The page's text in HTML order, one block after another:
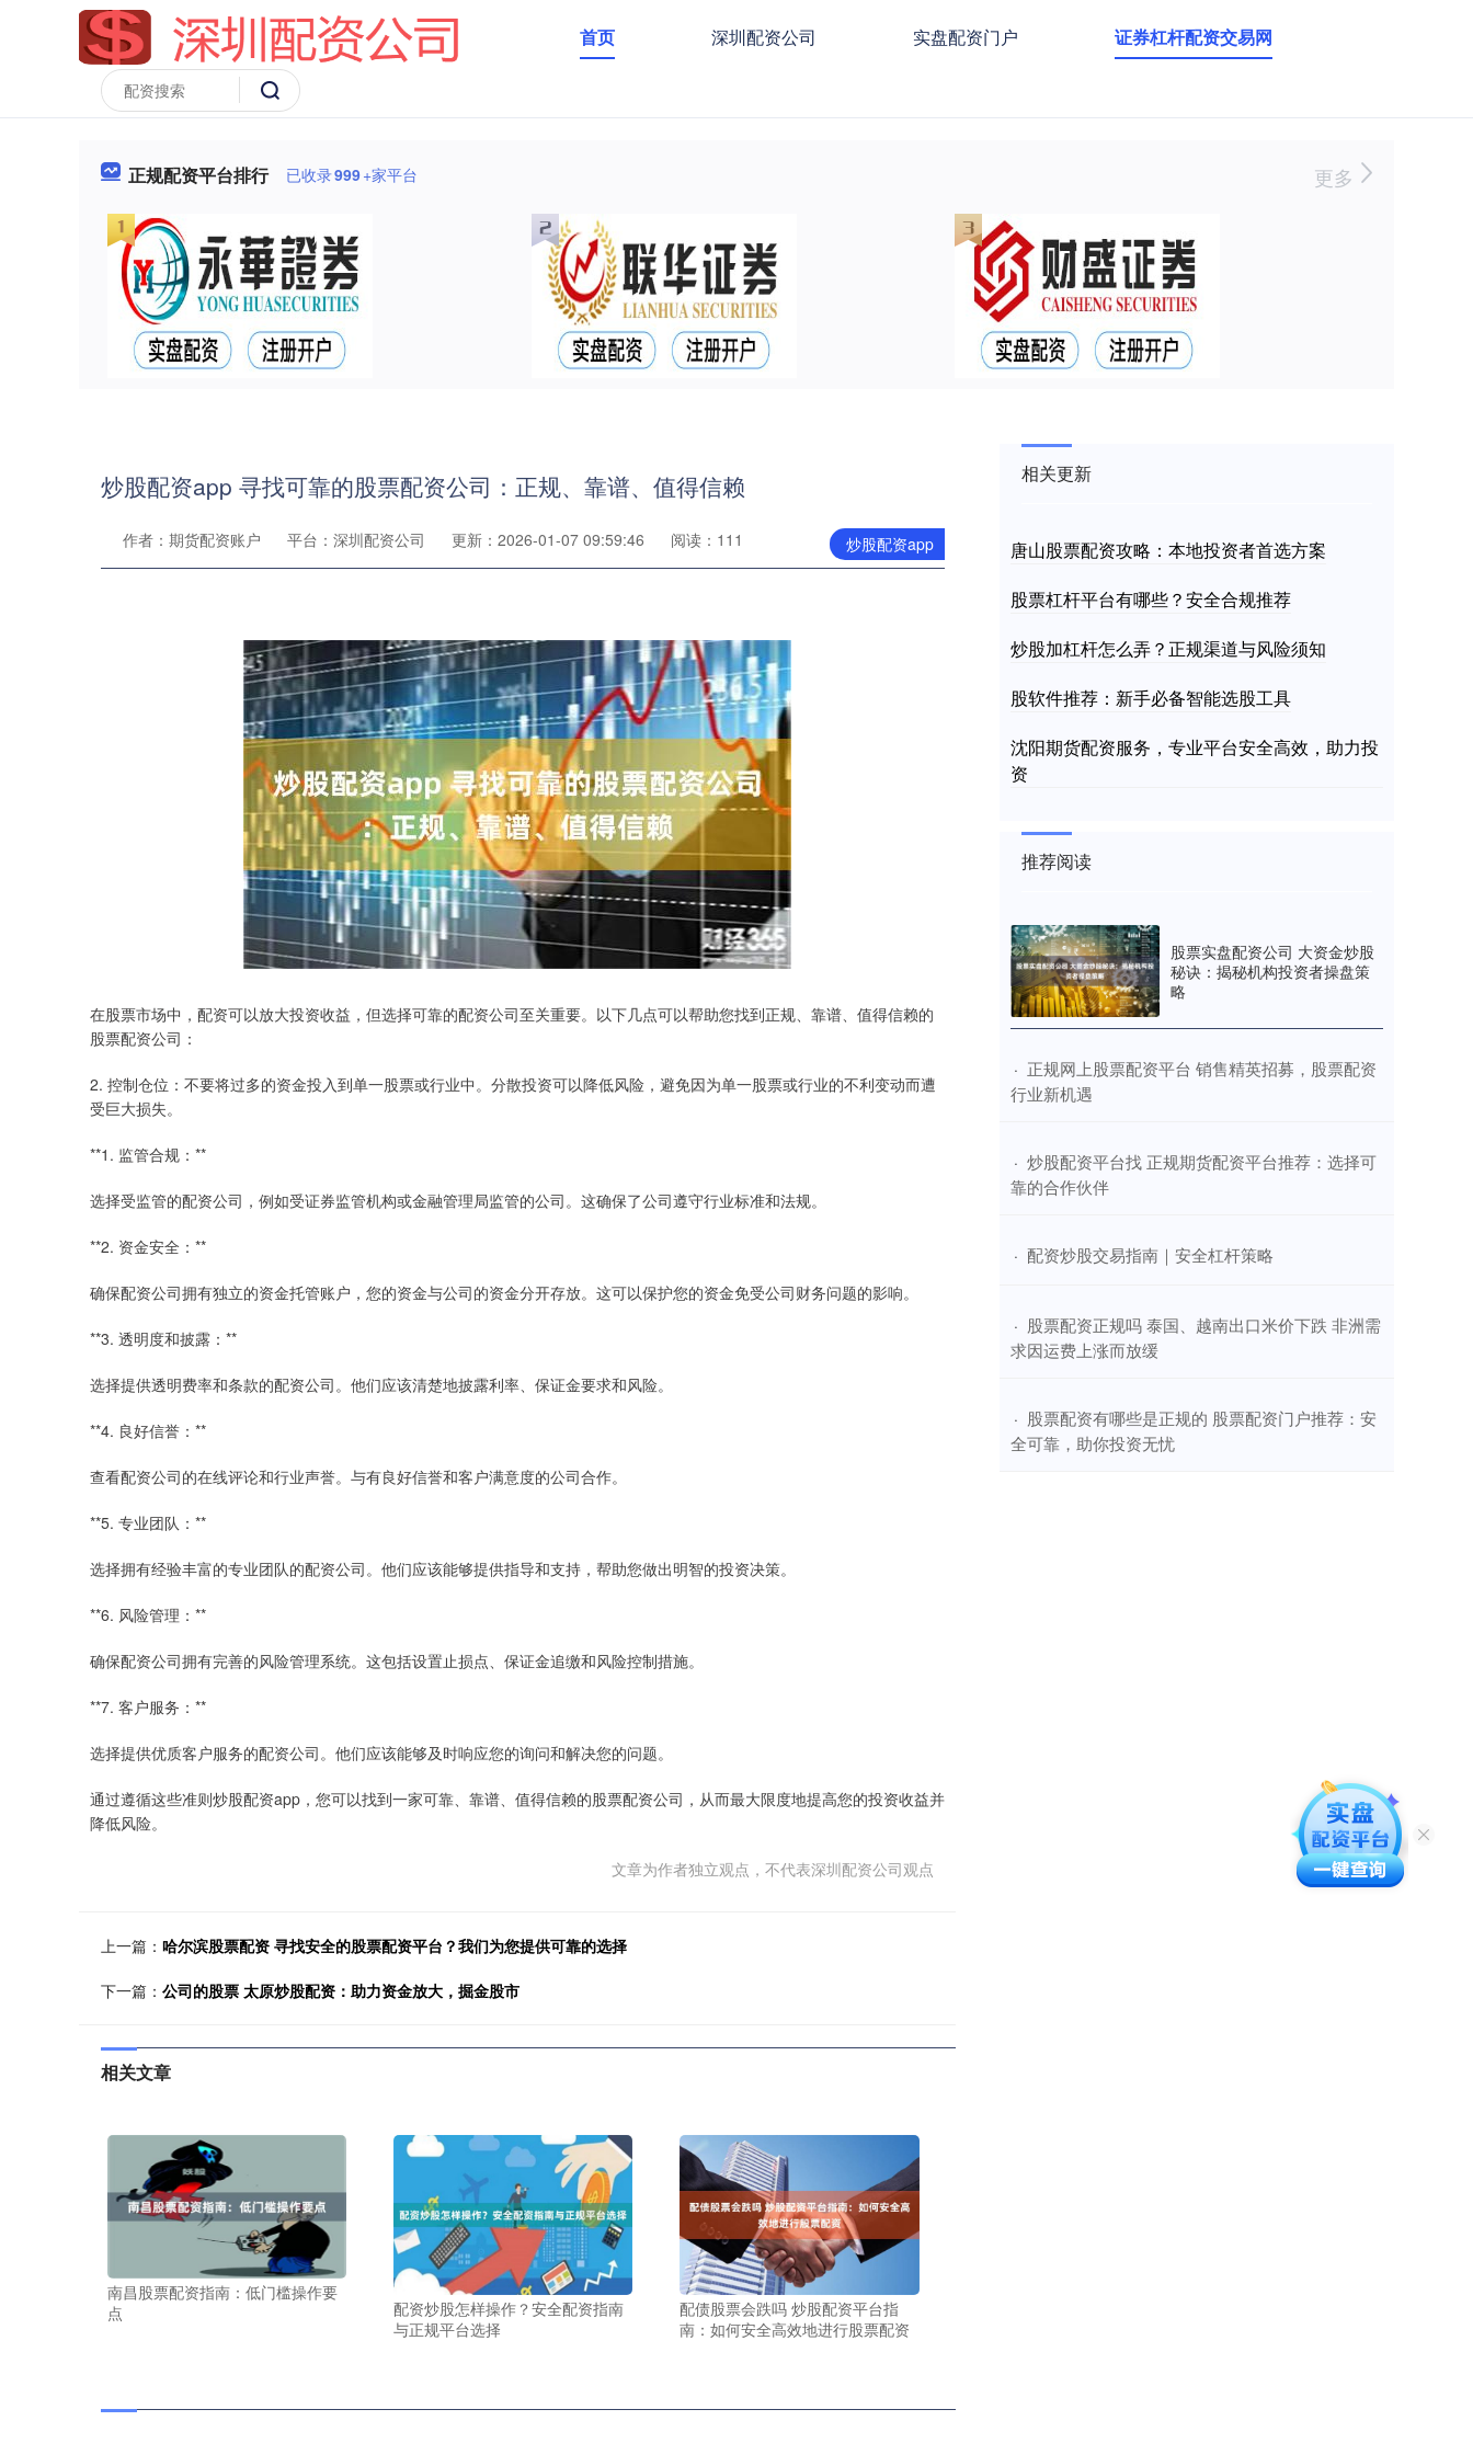
首页 深圳配资公司 实盘配资门户 证券杠杆配资交易网
正规配资平台排行 已收录999+家平台 更多
炒股配资app 寻找可靠的股票配资公司：正规、靠谱、值得信赖
炒股配资app
作者：期货配资账户 平台：深圳配资公司 更新：2026-01-07 09:59:46 阅读：111
在股票市场中，配资可以放大投资收益，但选择可靠的配资公司至关重要。以下几点可以帮助您找到正规、靠谱、值得信赖的
股票配资公司：
2. 控制仓位：不要将过多的资金投入到单一股票或行业中。分散投资可以降低风险，避免因为单一股票或行业的不利变动而遭
受巨大损失。
**1. 监管合规：**
选择受监管的配资公司，例如受证券监管机构或金融管理局监管的公司。这确保了公司遵守行业标准和法规。
**2. 资金安全：**
确保配资公司拥有独立的资金托管账户，您的资金与公司的资金分开存放。这可以保护您的资金免受公司财务问题的影响。
**3. 透明度和披露：**
选择提供透明费率和条款的配资公司。他们应该清楚地披露利率、保证金要求和风险。
**4. 良好信誉：**
查看配资公司的在线评论和行业声誉。与有良好信誉和客户满意度的公司合作。
**5. 专业团队：**
选择拥有经验丰富的专业团队的配资公司。他们应该能够提供指导和支持，帮助您做出明智的投资决策。
**6. 风险管理：**
确保配资公司拥有完善的风险管理系统。这包括设置止损点、保证金追缴和风险控制措施。
**7. 客户服务：**
选择提供优质客户服务的配资公司。他们应该能够及时响应您的询问和解决您的问题。
通过遵循这些准则炒股配资app，您可以找到一家可靠、靠谱、值得信赖的股票配资公司，从而最大限度地提高您的投资收益并
降低风险。
文章为作者独立观点，不代表深圳配资公司观点
上一篇： 哈尔滨股票配资 寻找安全的股票配资平台？我们为您提供可靠的选择
下一篇： 公司的股票 太原炒股配资：助力资金放大，掘金股市
相关文章
南昌股票配资指南：低门槛操作要
点
配资炒股怎样操作？安全配资指南
与正规平台选择
配债股票会跌吗 炒股配资平台指
南：如何安全高效地进行股票配资
相关更新
唐山股票配资攻略：本地投资者首选方案
股票杠杆平台有哪些？安全合规推荐
炒股加杠杆怎么弄？正规渠道与风险须知
股软件推荐：新手必备智能选股工具
沈阳期货配资服务，专业平台安全高效，助力投
资
推荐阅读
股票实盘配资公司 大资金炒股
秘诀：揭秘机构投资者操盘策
略
· ​正规网上股票配资平台 销售精英招募，股票配资
行业新机遇
· ​炒股配资平台找 正规期货配资平台推荐：选择可
靠的合作伙伴
· ​配资炒股交易指南｜安全杠杆策略
· ​股票配资正规吗 泰国、越南出口米价下跌 非洲需
求因运费上涨而放缓
· ​股票配资有哪些是正规的 股票配资门户推荐：安
全可靠，助你投资无忧